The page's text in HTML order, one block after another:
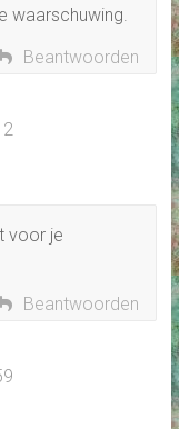
waarschuwing.
Beantwoorden
voor je
Beantwoorden